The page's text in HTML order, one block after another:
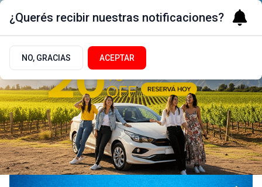
¿Querés recibir nuestras notificaciones?
NO, GRACIAS ACEPTAR